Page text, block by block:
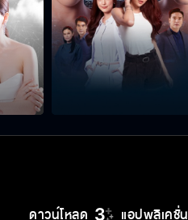
ดาวน์โหลด แอปพลิเคชั่น